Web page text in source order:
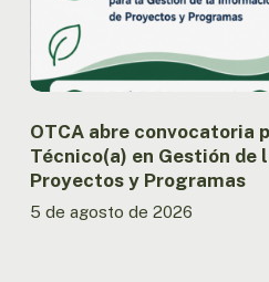
Información
de
y
Programas
OTCA abre convocatoria
Técnico(a) en Gestión de
Proyectos y Programas
5 de agosto de 2026